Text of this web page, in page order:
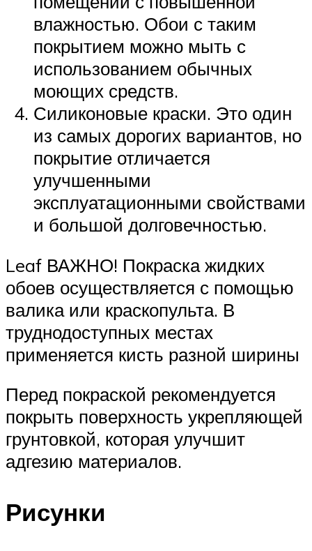
влажностью. Обои с таким
покрытием можно мыть с
использованием обычных
моющих средств.
Силиконовые краски. Это один
из самых дорогих вариантов, но
покрытие отличается
улучшенными
эксплуатационными свойствами
и большой долговечностью.
Leaf ВАЖНО! Покраска жидких
обоев осуществляется с помощью
валика или краскопульта. В
труднодоступных местах
применяется кисть разной ширины
Перед покраской рекомендуется
покрыть поверхность укрепляющей
грунтовкой, которая улучшит
адгезию материалов.
Рисунки